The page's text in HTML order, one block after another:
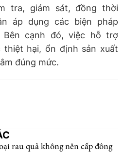
tra, giám sát, đồng thời
áp dụng các biện pháp
Bên cạnh đó, việc hỗ trợ
thiệt hại, ổn định sản xuất
đúng mức.
rau quả không nên cấp đông